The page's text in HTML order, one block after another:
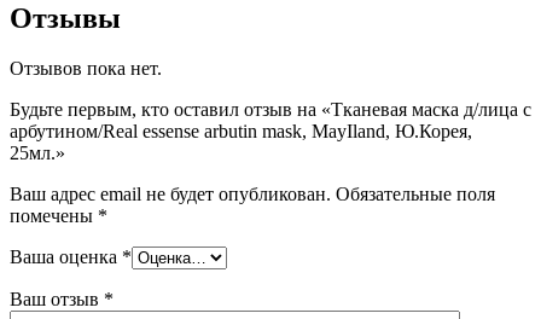
Отзывы
Отзывов пока нет.
Будьте первым, кто оставил отзыв на «Тканевая маска д/лица с
арбутином/Real essense arbutin mask, MayIland, Ю.Корея,
25мл.»
Ваш адрес email не будет опубликован. Обязательные поля
помечены *
Ваша оценка *
Ваш отзыв *